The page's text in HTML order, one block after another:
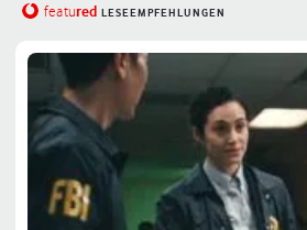
featured LESEEMPFEHLUNGEN